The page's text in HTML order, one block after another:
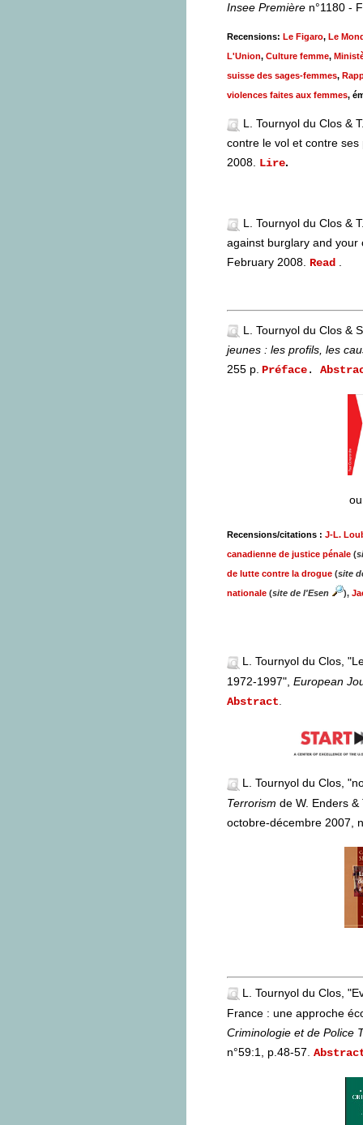
Insee Première n°1180 -
Recensions: Le Figaro, Le
L'Union, Culture femme,
suisse des sages-femmes,
violences faites aux femmes,
L. Tournyol du Clos &
contre le vol et contre
2008 Lire.
L. Tournyol du Clos &
against burglary and
February 2008 Read
L. Tournyol du Clos &
jeunes : les profils, les
255 p. Préface.
Recensions/citations : J-L.
canadienne de justice pénale (
de lutte contre la drogue (site
nationale (site de l'Esen ),
L. Tournyol du Clos,
1972-1997", European
Abstract
L. Tournyol du Clos,
Terrorism de W. Enders
octobre-décembre 2007,
L. Tournyol du Clos,
France : une approche
Criminologie et de Police
n°59:1, p.48-57